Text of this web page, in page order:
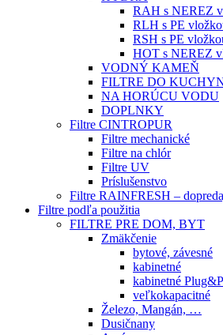
RAH s NEREZ
RLH s PE
RSH s PE
HOT s NEREZ
VODNÝ KAMEŇ
FILTRE DO
NA HORÚCU VODU
DOPLNKY
Filtre CINTROPUR
Filtre mechanické
Filtre na chlór
Filtre UV
Príslušenstvo
Filtre RAINFRESH –
Filtre podľa použitia
FILTRE PRE DOM, BYT
Zmäkčenie
bytové, závesné
kabinetné
kabinetné
veľkokapacitné
Železo, Mangán, …
Dusičnany